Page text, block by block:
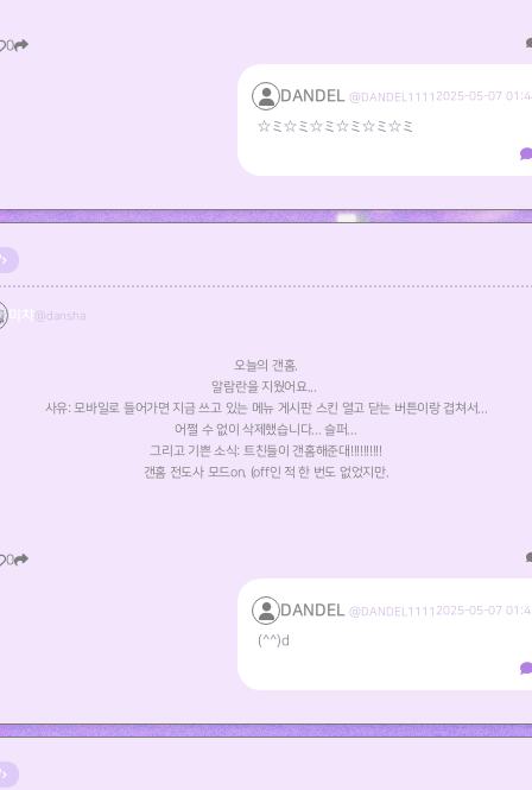
0
DANDEL @DANDEL1111 2025-05-07
☆ミ☆ミ☆ミ☆ミ☆ミ☆ミ
미챠 @dansha
오늘의 갠홈.
알람란을 지웠어요...
사유: 모바일로 들어가면 지금 쓰고 있는 메뉴 게시판 스킨 열고 닫는 버튼이랑 겹쳐서...
어쩔 수 없이 삭제했습니다... 슬퍼...
그리고 기쁜 소식: 트친들이 갠홈해준대!!!!!!!!!!
갠홈 전도사 모드on. (off인 적 한 번도 없었지만.
0
DANDEL @DANDEL1111 2025-05-07
(^^)d